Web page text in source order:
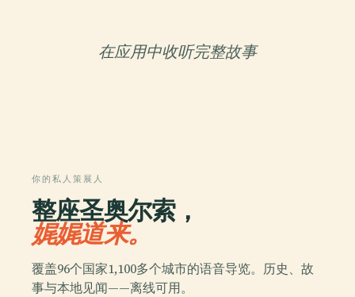
在应用中收听完整故事
你的私人策展人
整座圣奥尔索，
娓娓道来。
覆盖96个国家1,100多个城市的语音导览。历史、故
事与本地见闻——离线可用。